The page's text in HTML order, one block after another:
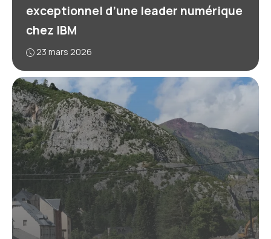
exceptionnel d’une leader numérique
chez IBM
23 mars 2026